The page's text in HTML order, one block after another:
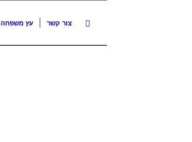
עץ משפחה צור קשר